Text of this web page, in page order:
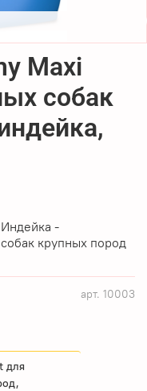
арт. 10003
Maxi
собак
для
-
крупных пород